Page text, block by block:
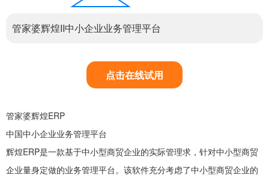
管家婆辉煌II中小企业业务管理平台
点击在线试用
管家婆辉煌ERP
中国中小企业业务管理平台
辉煌ERP是一款基于中小型商贸企业的实际管理求，针对中小型商贸
企业量身定做的业务管理平台。该软件充分考虑了中小型商贸企业的